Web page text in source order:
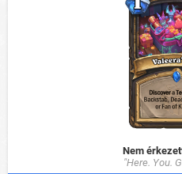
Nem
"Here. You.